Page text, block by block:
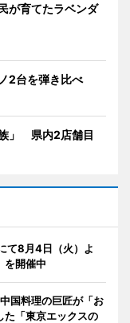
が育てたラベンダ
2台を弾き比べ
」 県内2店舗目
て8月4日（火）よ
を開催中
国料理の巨匠が「お
た「東京エックスの